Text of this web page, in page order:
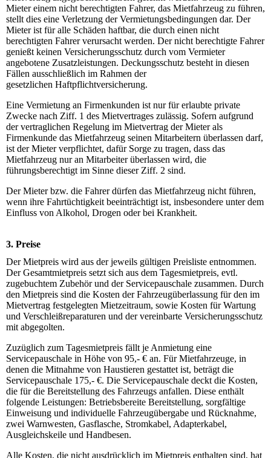
Mieter einem nicht berechtigten Fahrer, das Mietfahrzeug zu führen,
stellt dies eine Verletzung der Vermietungsbedingungen dar. Der
Mieter ist für alle Schäden haftbar, die durch einen nicht
berechtigten Fahrer verursacht werden. Der nicht berechtigte Fahrer
genießt keinen Versicherungsschutz durch vom Vermieter
angebotene Zusatzleistungen. Deckungsschutz besteht in diesen
Fällen ausschließlich im Rahmen der
gesetzlichen Haftpflichtversicherung.
Eine Vermietung an Firmenkunden ist nur für erlaubte private
Zwecke nach Ziff. 1 des Mietvertrages zulässig. Sofern aufgrund
der vertraglichen Regelung im Mietvertrag der Mieter als
Firmenkunde das Mietfahrzeug seinen Mitarbeitern überlassen darf,
ist der Mieter verpflichtet, dafür Sorge zu tragen, dass das
Mietfahrzeug nur an Mitarbeiter überlassen wird, die
führungsberechtigt im Sinne dieser Ziff. 2 sind.
Der Mieter bzw. die Fahrer dürfen das Mietfahrzeug nicht führen,
wenn ihre Fahrtüchtigkeit beeinträchtigt ist, insbesondere unter dem
Einfluss von Alkohol, Drogen oder bei Krankheit.
3. Preise
Der Mietpreis wird aus der jeweils gültigen Preisliste entnommen.
Der Gesamtmietpreis setzt sich aus dem Tagesmietpreis, evtl.
zugebuchtem Zubehör und der Servicepauschale zusammen. Durch
den Mietpreis sind die Kosten der Fahrzeugüberlassung für den im
Mietvertrag festgelegten Mietzeitraum, sowie Kosten für Wartung
und Verschleißreparaturen und der vereinbarte Versicherungsschutz
mit abgegolten.
Zuzüglich zum Tagesmietpreis fällt je Anmietung eine
Servicepauschale in Höhe von 95,- € an. Für Mietfahrzeuge, in
denen die Mitnahme von Haustieren gestattet ist, beträgt die
Servicepauschale 175,- €. Die Servicepauschale deckt die Kosten,
die für die Bereitstellung des Fahrzeugs anfallen. Diese enthält
folgende Leistungen: Betriebsbereite Bereitstellung, sorgfältige
Einweisung und individuelle Fahrzeugübergabe und Rücknahme,
zwei Warnwesten, Gasflasche, Stromkabel, Adapterkabel,
Ausgleichskeile und Handbesen.
Alle Kosten, die nicht ausdrücklich im Mietpreis enthalten sind, hat